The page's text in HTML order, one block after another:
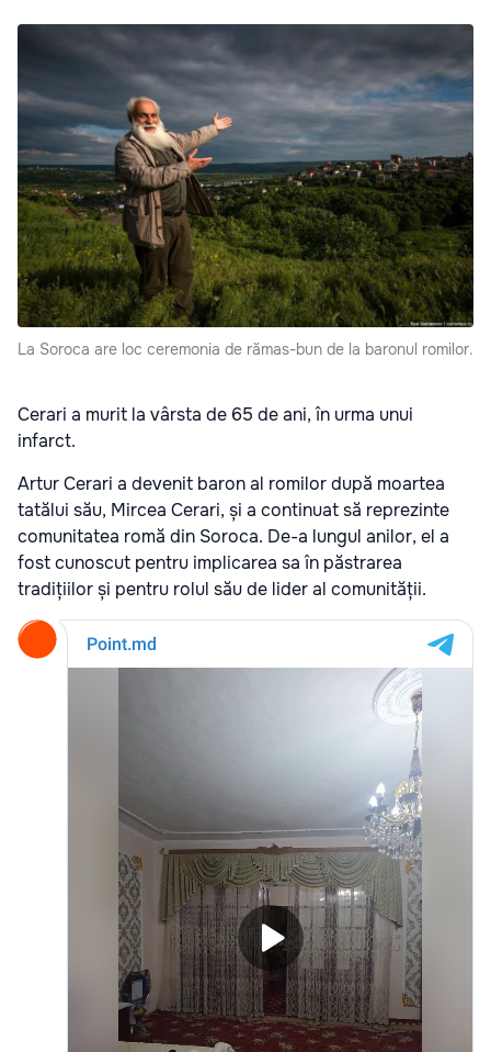
La Soroca are loc ceremonia de rămas-bun de la baronul romilor.
Cerari a murit la vârsta de 65 de ani, în urma unui
infarct.
Artur Cerari a devenit baron al romilor după moartea
tatălui său, Mircea Cerari, și a continuat să reprezinte
comunitatea romă din Soroca. De-a lungul anilor, el a
fost cunoscut pentru implicarea sa în păstrarea
tradițiilor și pentru rolul său de lider al comunității.